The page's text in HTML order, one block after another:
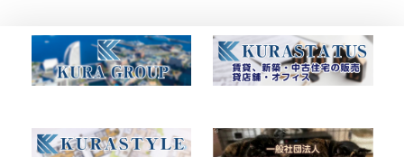
ー
シ
ョ